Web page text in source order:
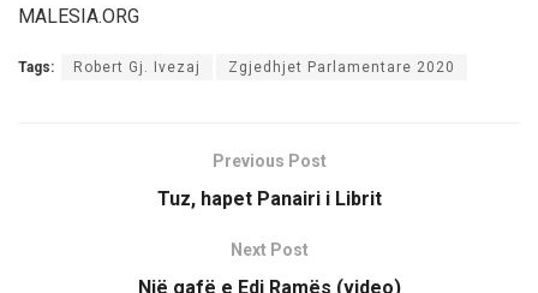
MALESIA.ORG
Tags: Robert Gj. Ivezaj Zgjedhjet Parlamentare 2020
Previous Post
Tuz, hapet Panairi i Librit
Next Post
Një gafë e Edi Ramës (video)